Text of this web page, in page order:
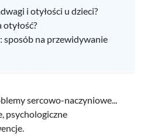
i otyłości u dzieci?
sposób na przewidywanie
sercowo-naczyniowe...
psychologiczne